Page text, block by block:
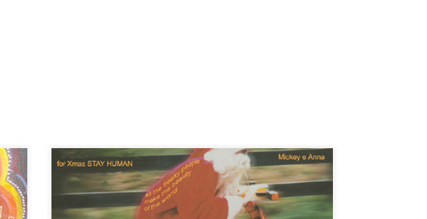
Natale 2004, anno di cambiamenti importanti per me
e Annalisa. Fu proprio nel corso di quell’anno che